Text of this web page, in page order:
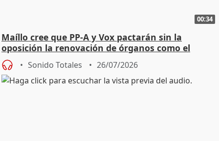
00:34
Maíllo cree que PP-A y Vox pactarán sin la
oposición la renovación de órganos como el
Defensor
Sonido Totales 26/07/2026